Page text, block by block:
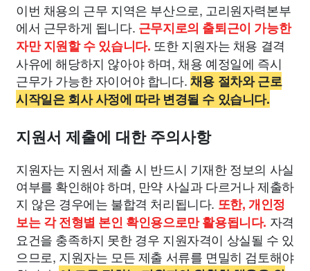
이번 채용의 근무 지역은 부산으로, 고리원자력본부
에서 근무하게 됩니다. 근무지로의 출퇴근이 가능한
자만 지원할 수 있습니다. 또한 지원자는 채용 결격
사유에 해당하지 않아야 하며, 채용 예정일에 즉시
근무가 가능한 자이어야 합니다.채용 절차와 근로
시작일은 회사 사정에 따라 변경될 수 있습니다.
지원서 제출에 대한 주의사항
지원자는 지원서 제출 시 반드시 기재한 정보의 사실
여부를 확인해야 하며, 만약 사실과 다르거나 제출하
지 않은 경우에는 불합격 처리됩니다. 또한, 개인정
보는 각 전형별 본인 확인용으로만 활용됩니다. 자격
요건을 충족하지 못한 경우 지원자격이 상실될 수 있
으므로, 지원자는 모든 제출 서류를 면밀히 검토해야